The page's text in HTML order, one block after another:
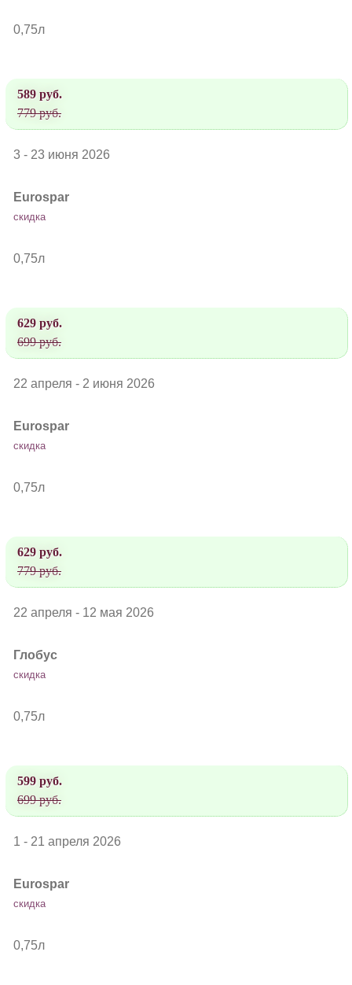
0,75л
589 руб.
779 руб.
3 - 23 июня 2026
Eurospar
скидка
0,75л
629 руб.
699 руб.
22 апреля - 2 июня 2026
Eurospar
скидка
0,75л
629 руб.
779 руб.
22 апреля - 12 мая 2026
Глобус
скидка
0,75л
599 руб.
699 руб.
1 - 21 апреля 2026
Eurospar
скидка
0,75л